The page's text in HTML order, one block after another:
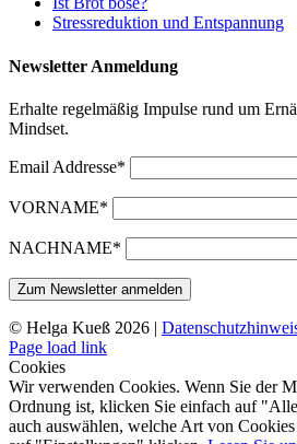
Stressreduktion und Entspannung
Newsletter Anmeldung
Erhalte regelmäßig Impulse rund um
Mindset.
Email Addresse*
VORNAME*
NACHNAME*
© Helga Kueß 2026 |
Page load link
Cookies
Wir verwenden Cookies. Wenn Sie der
Ordnung ist, klicken Sie einfach auf
auch auswählen, welche Art von